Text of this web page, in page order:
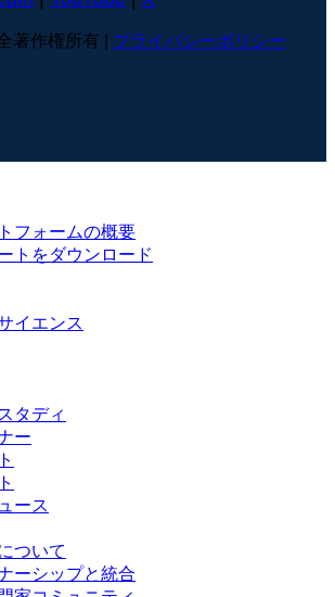
著作権所有 | プライバシーポリシー
フォームの概要
トをダウンロード
イエンス
タディ
ー
ース
ついて
ーシップと統合